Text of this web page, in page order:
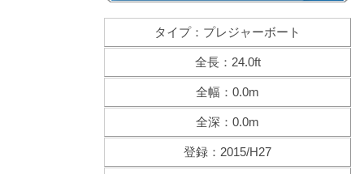
タイプ：プレジャーボート
全長：24.0ft
全幅：0.0m
全深：0.0m
登録：2015/H27